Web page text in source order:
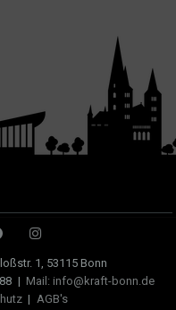
1, 53115 Bonn
| Mail: info@kraft-bonn.de
| AGB's